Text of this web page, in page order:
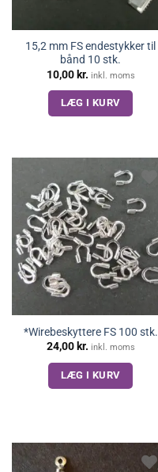
15,2 mm FS endestykker til
bånd 10 stk.
10,00 kr. inkl. moms
LÆG I KURV
*Wirebeskyttere FS 100 stk.
24,00 kr. inkl. moms
LÆG I KURV